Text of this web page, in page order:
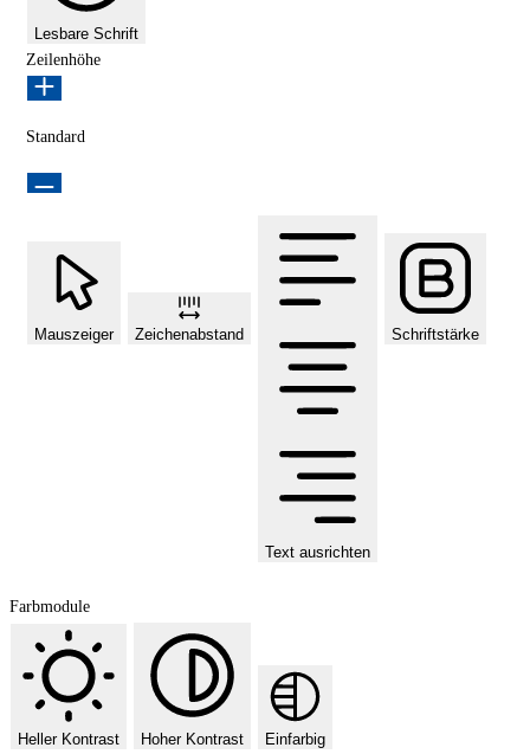
Lesbare Schrift
Zeilenhöhe
Standard
Mauszeiger Zeichenabstand
Text ausrichten
Schriftstärke
Farbmodule
Heller Kontrast Hoher Kontrast
Einfarbig